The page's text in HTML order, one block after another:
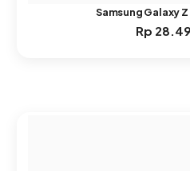
Samsung Galaxy
Rp